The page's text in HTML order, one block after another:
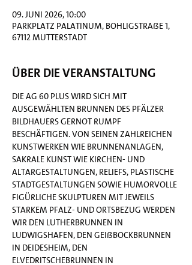
09. Juni 2026, 10:00
Parkplatz Palatinum, Bohligstraße 1,
67112 Mutterstadt
Über die Veranstaltung
Die AG 60 Plus wird sich mit
ausgewählten Brunnen des Pfälzer
Bildhauers Gernot Rumpf
beschäftigen. Von seinen zahlreichen
Kunstwerken wie Brunnenanlagen,
sakrale Kunst wie Kirchen- und
Altargestaltungen, Reliefs, plastische
Stadtgestaltungen sowie humorvolle
figürliche Skulpturen mit jeweils
starkem Pfalz- und Ortsbezug werden
wir den Lutherbrunnen in
Ludwigshafen, den Geißbockbrunnen
in Deidesheim, den
Elvedritschebrunnen in